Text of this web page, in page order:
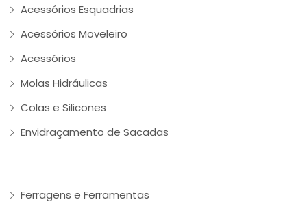
Acessórios Esquadrias
Acessórios Moveleiro
Acessórios
Molas Hidráulicas
Colas e Silicones
Envidraçamento de Sacadas
Ferragens e Ferramentas